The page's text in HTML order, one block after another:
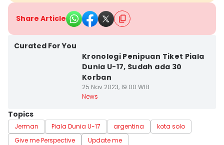
Share Article
Curated For You
Kronologi Penipuan Tiket Piala
Dunia U-17, Sudah ada 30
Korban
25 Nov 2023, 19:00 WIB
News
Topics
Jerman Piala Dunia U-17 argentina
kota solo
Give me Perspective
Update me